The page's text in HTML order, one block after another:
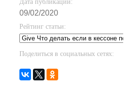
Дата публикации:
09/02/2020
Рейтинг статьи:
Поделиться в социальных сетях: